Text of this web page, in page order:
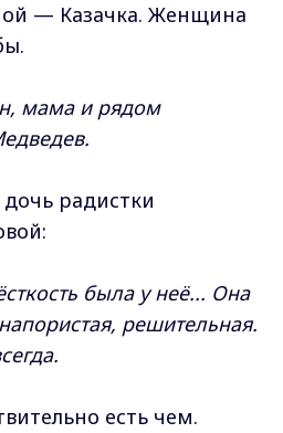
— Казачка. Женщина
мама и рядом
радистки
была у неё... Она
решительная.
есть чем.